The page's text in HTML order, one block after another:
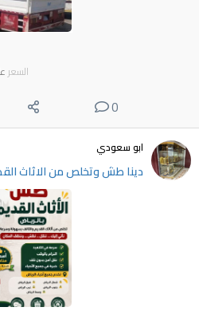
السعر
0
ابو سعودي
دينا طش وتخلص من الاثاث القديم